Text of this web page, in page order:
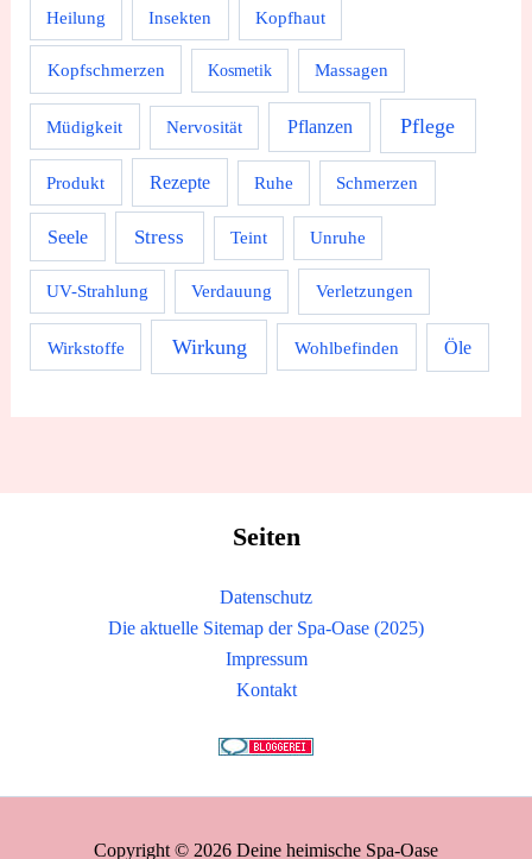
Heilung Insekten Kopfhaut
Kopfschmerzen Kosmetik Massagen
Müdigkeit Nervosität Pflanzen Pflege
Produkt Rezepte Ruhe Schmerzen
Seele Stress Teint Unruhe
UV-Strahlung Verdauung Verletzungen
Wirkstoffe Wirkung Wohlbefinden Öle
Seiten
Datenschutz
Die aktuelle Sitemap der Spa-Oase (2025)
Impressum
Kontakt
Copyright © 2026 Deine heimische Spa-Oase